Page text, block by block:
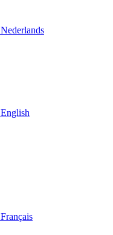
Nederlands
English
Français